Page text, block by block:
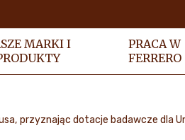
MARKI I
PRACA W
FERRERO